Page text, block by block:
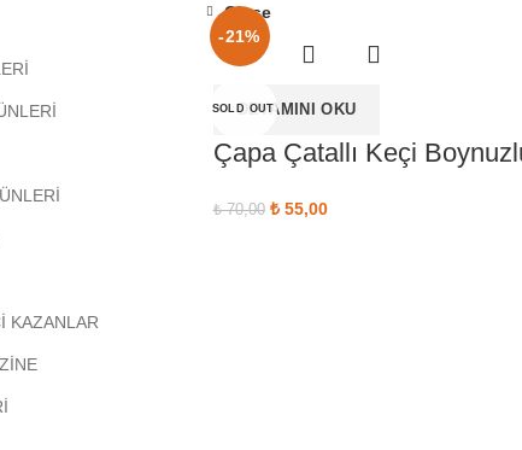
KAZANLAR
-21%
SOLD OUT
DEVAMINI OKU
Close
Çapa Çatallı Keçi
₺70,00 Orijinal fiyat: ₺ 70,00.
₺55,00Şu andaki fiyat: ₺ 55,00.